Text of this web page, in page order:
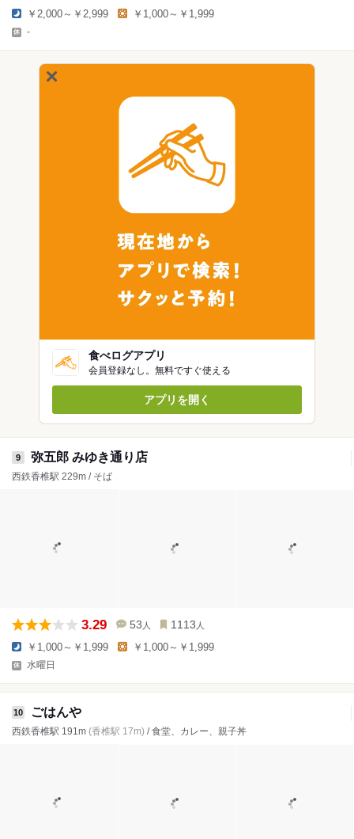
￥2,000～￥2,999 ￥1,000～￥1,999
-
食べログアプリ
会員登録なし。無料ですぐ使える
アプリを開く
9 弥五郎 みゆき通り店
西鉄香椎駅 229m / そば
3.29 53 人 1113 人
￥1,000～￥1,999 ￥1,000～￥1,999
水曜日
10 ごはんや
西鉄香椎駅 191m (香椎駅 17m) / 食堂、カレー、親子丼